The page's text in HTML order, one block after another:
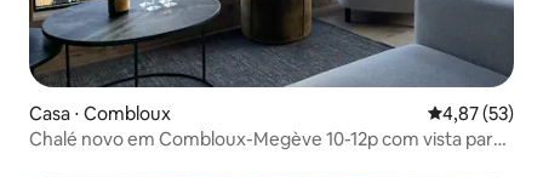
Casa ⋅ Combloux 4,87 de uma
4,87 (53)
Chalé novo em Combloux-Megève 10-12p com vista para